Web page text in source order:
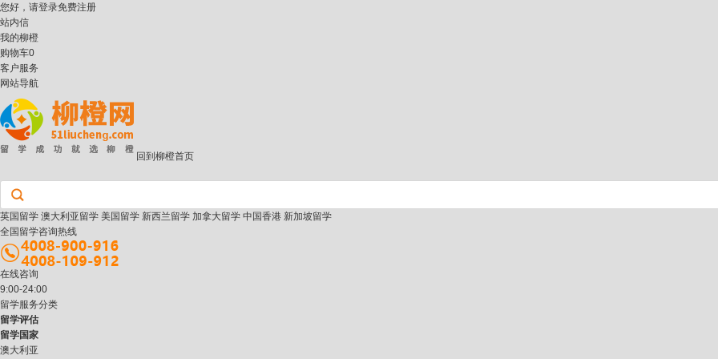
您好，请登录免费注册
站内信
我的柳橙
购物车0
客户服务
网站导航
回到柳橙首页
英国留学 澳大利亚留学 美国留学 新西兰留学 加拿大留学 中国香港 新加坡留学
全国留学咨询热线
在线咨询
9:00-24:00
留学服务分类
留学评估
留学国家
澳大利亚